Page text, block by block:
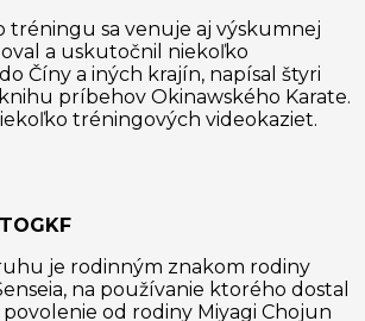
tréningu sa venuje aj výskumnej
a uskutočnil niekoľko
Číny a iných krajín, napísal štyri
príbehov Okinawského Karate.
tréningových videokaziet.
je rodinným znakom rodiny
na používanie ktorého dostal
povolenie od rodiny Miyagi Chojun